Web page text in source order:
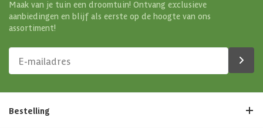
Maak van je tuin een droomtuin! Ontvang exclusieve
aanbiedingen en blijf als eerste op de hoogte van ons
assortiment!
Bestelling